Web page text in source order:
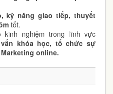
kỹ năng giao tiếp, thuyết
tốt.
nghiệm trong lĩnh vực
khóa học, tổ chức sự
online.